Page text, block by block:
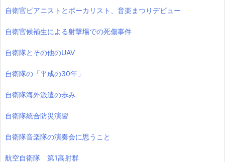
自衛官ピアニストとボーカリスト、音楽まつりデビュー
自衛官候補生による射撃場での死傷事件
自衛隊とその他のUAV
自衛隊の「平成の30年」
自衛隊海外派遣の歩み
自衛隊統合防災演習
自衛隊音楽隊の演奏会に思うこと
航空自衛隊 第1高射群